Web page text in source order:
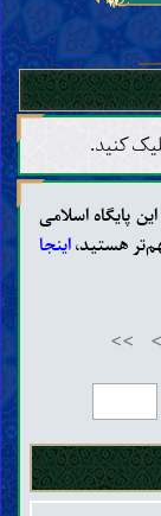
کنید.
پایگاه اسلامی
هستید،اینجا
>
>>